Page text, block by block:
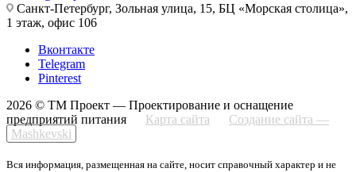
Санкт-Петербург, Зольная улица, 15, БЦ «Морская столица»,
1 этаж, офис 106
Вконтакте
Telegram
Pinterest
2026 © ТМ Проект — Проектирование и оснащение
предприятий питания
Карта сайта
Создание сайта —
Mashkevski
Вся информация, размещенная на сайте, носит справочный характер и не